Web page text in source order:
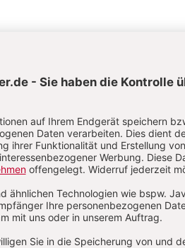
Klaus Nientiedt